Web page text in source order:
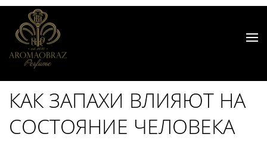
КАК ЗАПАХИ ВЛИЯЮТ НА
СОСТОЯНИЕ ЧЕЛОВЕКА